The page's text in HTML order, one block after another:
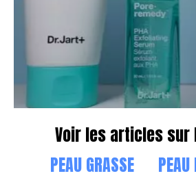
Voir les articles sur
PEAU GRASSE